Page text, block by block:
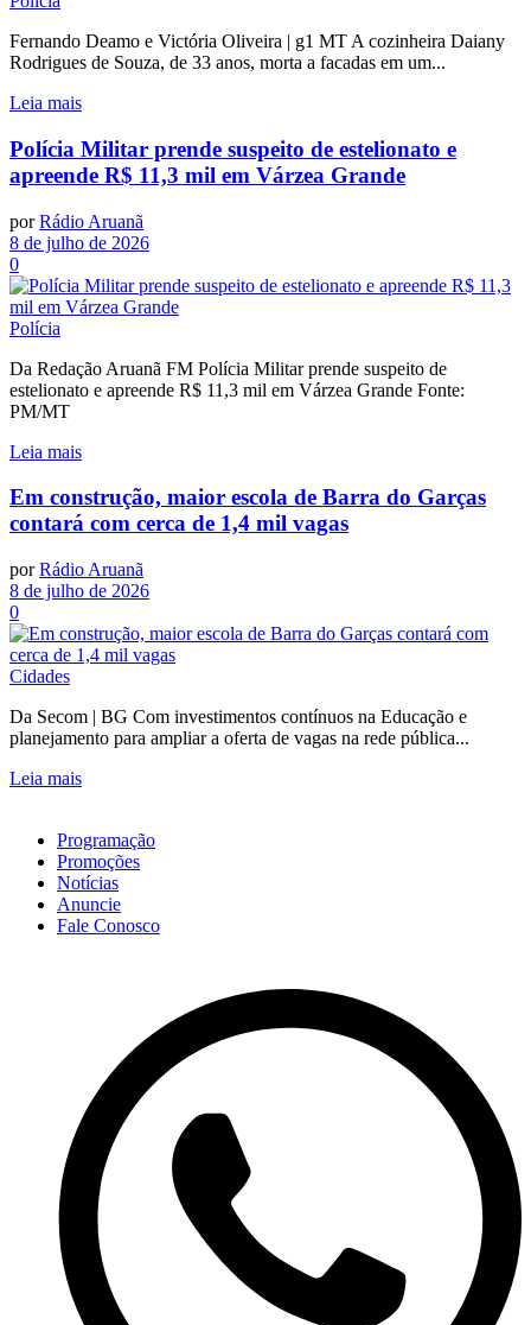
Fernando Deamo e Victória Oliveira | g1 MT A cozinheira Daiany
Rodrigues de Souza, de 33 anos, morta a facadas em um...
Leia mais
Polícia Militar prende suspeito de estelionato e
apreende R$ 11,3 mil em Várzea Grande
por Rádio Aruanã
8 de julho de 2026
0
Polícia
Da Redação Aruanã FM Polícia Militar prende suspeito de
estelionato e apreende R$ 11,3 mil em Várzea Grande Fonte:
PM/MT
Leia mais
Em construção, maior escola de Barra do Garças
contará com cerca de 1,4 mil vagas
por Rádio Aruanã
8 de julho de 2026
0
Cidades
Da Secom | BG Com investimentos contínuos na Educação e
planejamento para ampliar a oferta de vagas na rede pública...
Leia mais
Programação
Promoções
Notícias
Anuncie
Fale Conosco